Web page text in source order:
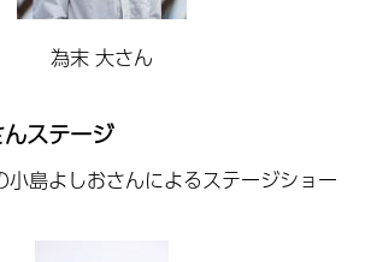
為末 大さん
ステージ
小島よしおさんによるステージショー